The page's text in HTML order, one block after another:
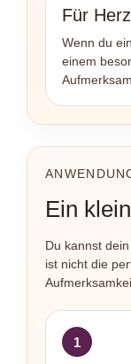
Für
Wenn du
einem
Ein
Du kannst
ist nicht die
1